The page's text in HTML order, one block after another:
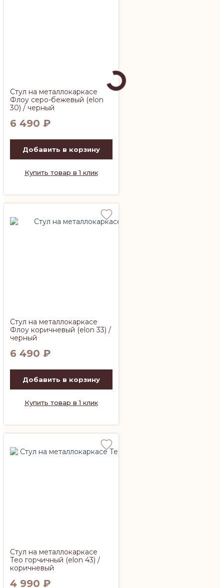
Стул на металлокаркасе
Флоу серо-бежевый (elon
30) / черный
6 490 ₽
Добавить в корзину
Купить товар в 1 клик
Стул на металлокаркасе
Флоу коричневый (elon 33) /
черный
6 490 ₽
Добавить в корзину
Купить товар в 1 клик
Стул на металлокаркасе
Тео горчичный (elon 43) /
коричневый
4 990 ₽